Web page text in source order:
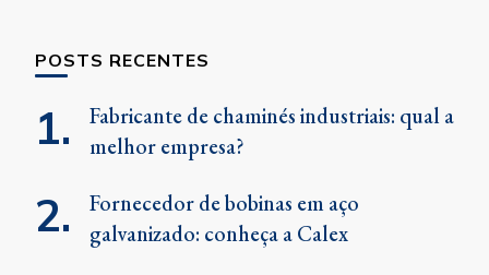
POSTS RECENTES
Fabricante de chaminés industriais: qual a
melhor empresa?
Fornecedor de bobinas em aço
galvanizado: conheça a Calex